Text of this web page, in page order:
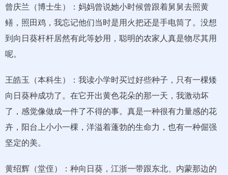
曾庆兰（博士生）：妈妈曾说她小时候曾跟着舅舅去照黄
鳝，照田鸡，我忘记他们当时是用火把还是手电筒了。没想
到向日葵杆杆居然有此等妙用，聪明的农家人真是物尽其用
呢。
王皓玉（本科生）：我读小学时买过好些种子，只有一棵矮
向日葵种成功了。在它开出黄色花朵的那一天，我激动坏
了，感觉像做成一件了不得的事。真是一种很有力量感的花
卉，阳台上小小一棵，洋溢着蓬勃的生命力，也有一种倔强
坚定的美。
黄绍辉（堂侄）：种向日葵，江浙一带跟东北、内蒙那边的